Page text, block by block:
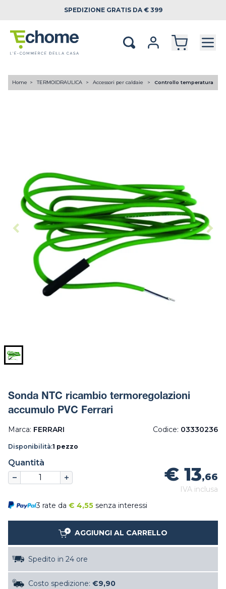
SPEDIZIONE GRATIS DA € 399
Home TERMOIDRAULICA Accessori per caldaie Controllo temperatura
Sonda NTC ricambio termoregolazioni
accumulo PVC Ferrari
Marca: FERRARI Codice: 03330236
Disponibilità:1 pezzo
Quantità
€ 13,66
IVA inclusa
3 rate da € 4,55 senza interessi
AGGIUNGI AL CARRELLO
Spedito in 24 ore
Costo spedizione: €9,90